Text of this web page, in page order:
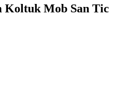
Koltuk Mob San Tic